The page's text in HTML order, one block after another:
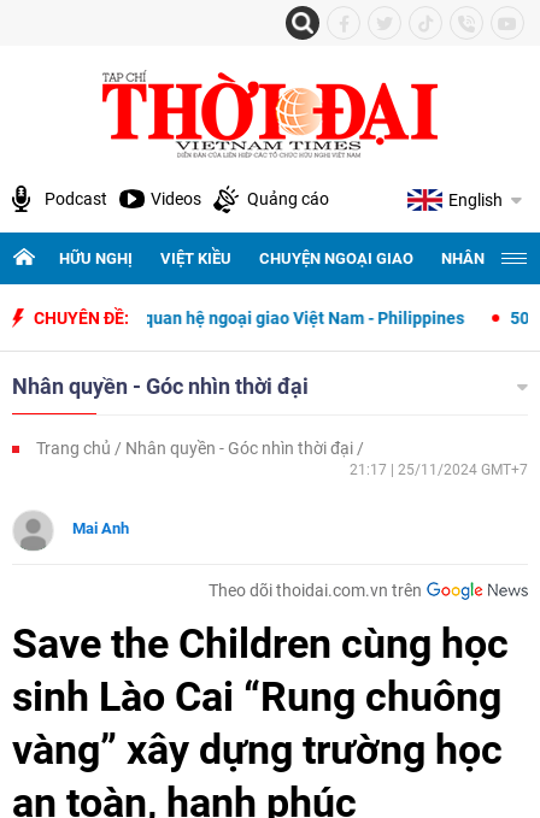
Podcast Videos Quảng cáo English
HỮU NGHỊ VIỆT KIỀU CHUYỆN NGOẠI GIAO NHÂN
CHUYÊN ĐỀ:
lập quan hệ ngoại giao Việt Nam - Philippines 500 ngày đêm
Nhân quyền - Góc nhìn thời đại
Trang chủ Nhân quyền - Góc nhìn thời đại
21:17 | 25/11/2024 GMT+7
Mai Anh
Theo dõi thoidai.com.vn trên
Save the Children cùng học
sinh Lào Cai “Rung chuông
vàng” xây dựng trường học
an toàn, hạnh phúc